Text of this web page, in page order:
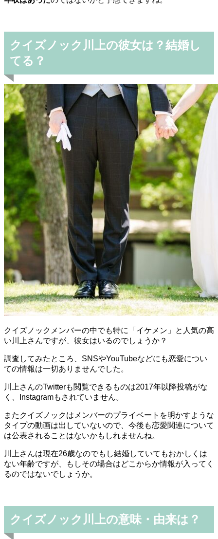
クイズノック川上の彼女は？結婚し
てる？
クイズノックメンバーの中でも特に「イケメン」と人気の高
い川上さんですが、彼女はいるのでしょうか？
調査してみたところ、SNSやYouTubeなどにも恋愛につい
ての情報は一切ありませんでした。
川上さんのTwitterも閲覧できるものは2017年以降投稿がな
く、Instagramもされていません。
またクイズノックはメンバーのプライベートを明かすような
タイプの動画は出していないので、今後も恋愛関連について
は公表されることはないかもしれませんね。
川上さんは現在26歳なのでもし結婚していてもおかしくは
ない年齢ですが、もしその場合はどこからか情報が入ってく
るのではないでしょうか。
クイズノック川上の意味・由来は？